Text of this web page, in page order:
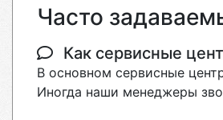
Часто
Как сервисные
В основном сервисные
Иногда наши менеджеры